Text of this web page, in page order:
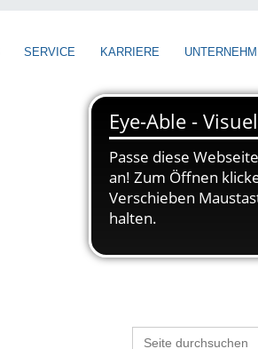
SERVICE KARRIERE
Search
for: